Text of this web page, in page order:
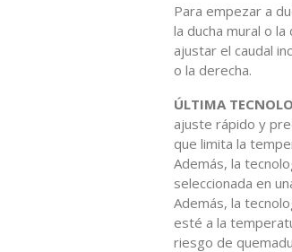
Para empezar a
la ducha mural o
ajustar el caudal
o la derecha.
ÚLTIMA
ajuste rápido y
que limita la
Además, la
seleccionada en
Además, la
esté a la
riesgo de